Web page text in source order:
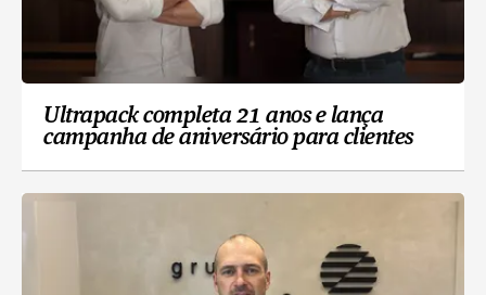
Ultrapack completa 21 anos e lança
campanha de aniversário para clientes